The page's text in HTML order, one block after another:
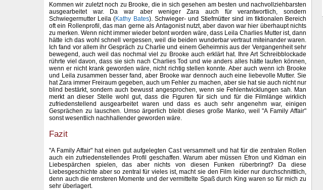
Kommen wir zuletzt noch zu Brooke, die in sich gesehen am besten und nachvollziehbarsten
ausgearbeitet war. Da war aber weniger Zara auch für verantwortlich, sondern
Schwiegermutter Leila (Kathy Bates). Schwieger- und Stiefmütter sind im fiktionalen Bereich
oft ein Rollenprofil, das man gerne als Antagonist nutzt, aber davon war hier überhaupt nichts
zu merken. Wenn nicht immer wieder betont worden wäre, dass Leila Charlies Mutter ist, dann
hätte ich das wohl schnell vergessen, weil die beiden wunderbar vertraut miteinander waren.
Ich fand vor allem ihr Gespräch zu Charlie und einem Geheimnis aus der Vergangenheit sehr
bewegend, auch weil das nochmal viel zu Brooke auch erklärt hat. Ihre Art Schreibblockade
rührte viel davon, dass sie sich nach Charlies Tod und wie anders alles hätte laufen können,
wenn er nicht krank geworden wäre, nicht richtig stellen konnte. Aber auch wenn ich Brooke
und Leila zusammen besser fand, aber Brooke war dennoch auch eine liebevolle Mutter. Sie
hat Zara immer Freiraum gegeben, auch um Fehler zu machen, aber sie hat sie auch nicht nur
blind bestärkt, sondern auch bewusst angesprochen, wenn sie Fehlentwicklungen sah. Man
merkt an dieser Stelle wohl gut, dass die Figuren für sich und für die Filmlänge wirklich
zufriedenstellend ausgearbeitet waren und dass es auch sehr angenehm war, einigen
Gesprächen zu lauschen. Umso ärgerlich bleibt dieses große Manko, weil "A Family Affair"
sonst wesentlich nachhallender geworden wäre.
Fazit
"A Family Affair" hat einen gut aufgelegten Cast versammelt und hat für die zentralen Rollen
auch ein zufriedenstellendes Profil geschaffen. Warum aber müssen Efron und Kidman ein
Liebespärchen spielen, das aber nichts von diesen Funken rüberbringt? Da diese
Liebesgeschichte aber so zentral für vieles ist, macht sie den Film leider nur durchschnittlich,
denn auch die ernsteren Momente und der vermittelte Spaß durch King waren so für mich zu
sehr überlagert.